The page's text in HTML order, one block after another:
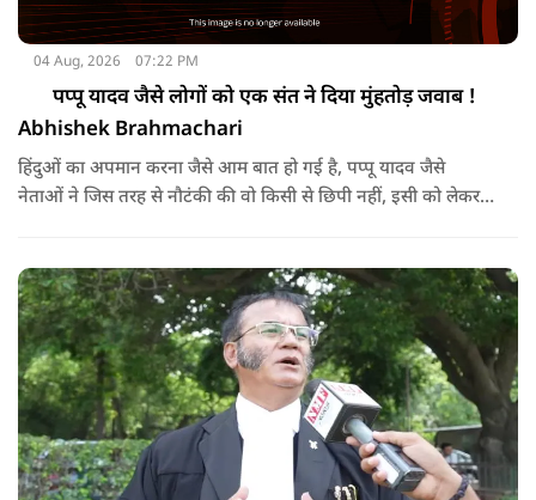
04 Aug, 2026 07:22 PM
पप्पू यादव जैसे लोगों को एक संत ने दिया मुंहतोड़ जवाब !
Abhishek Brahmachari
हिंदुओं का अपमान करना जैसे आम बात हो गई है, पप्पू यादव जैसे
नेताओं ने जिस तरह से नौटंकी की वो किसी से छिपी नहीं, इसी को लेकर